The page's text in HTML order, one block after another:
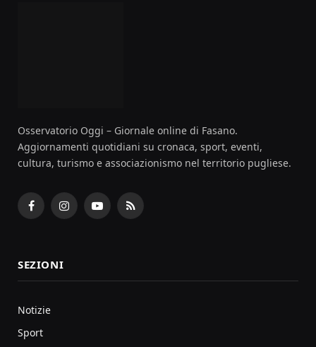
Osservatorio Oggi – Giornale online di Fasano.
Aggiornamenti quotidiani su cronaca, sport, eventi,
cultura, turismo e associazionismo nel territorio pugliese.
FacebookInstagramYouTubeRSS
SEZIONI
Notizie
Sport